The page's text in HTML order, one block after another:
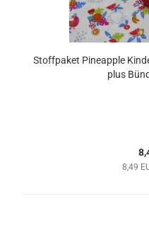
Stoffpaket Pineapple
plus
8,49